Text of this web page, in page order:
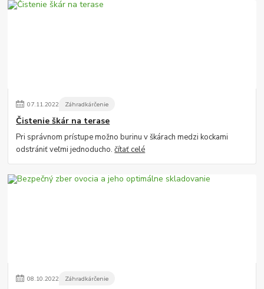
07.11.2022 Záhradkárčenie
Čistenie škár na terase
Pri správnom prístupe možno burinu v škárach medzi kockami
odstrániť veľmi jednoducho.čítať celé
08.10.2022 Záhradkárčenie